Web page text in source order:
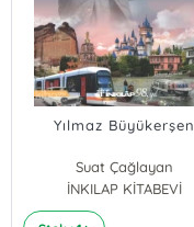
Yılmaz Büyükerşen
Suat Çağlayan
İNKILAP KİTABEVİ